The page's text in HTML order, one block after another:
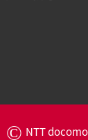
© NTT docomo